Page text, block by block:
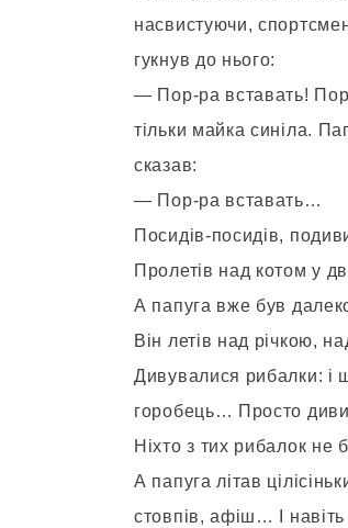
насвистуючи,
гукнув до нього:
— Пор-ра вставать!
тільки майка синіла.
сказав:
— Пор-ра вставать…
Посидів-посидів,
Пролетів над котом у
А папуга вже був
Він летів над річкою,
Дивувалися рибалки: і
горобець… Просто
Ніхто з тих рибалок не
А папуга літав
стовпів, афіш… І